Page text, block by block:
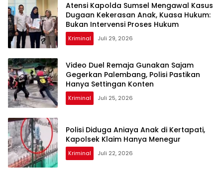
Atensi Kapolda Sumsel Mengawal Kasus
Dugaan Kekerasan Anak, Kuasa Hukum:
Bukan Intervensi Proses Hukum
Kriminal Juli 29, 2026
Video Duel Remaja Gunakan Sajam
Gegerkan Palembang, Polisi Pastikan
Hanya Settingan Konten
Kriminal Juli 25, 2026
Polisi Diduga Aniaya Anak di Kertapati,
Kapolsek Klaim Hanya Menegur
Kriminal Juli 22, 2026